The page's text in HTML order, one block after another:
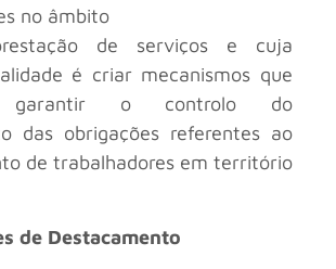
no âmbito
de serviços e cuja
é criar mecanismos que
garantir o controlo do
das obrigações referentes ao
de trabalhadores em território
de Destacamento